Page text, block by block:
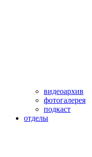
видеоархив
фотогалерея
подкаст
отделы